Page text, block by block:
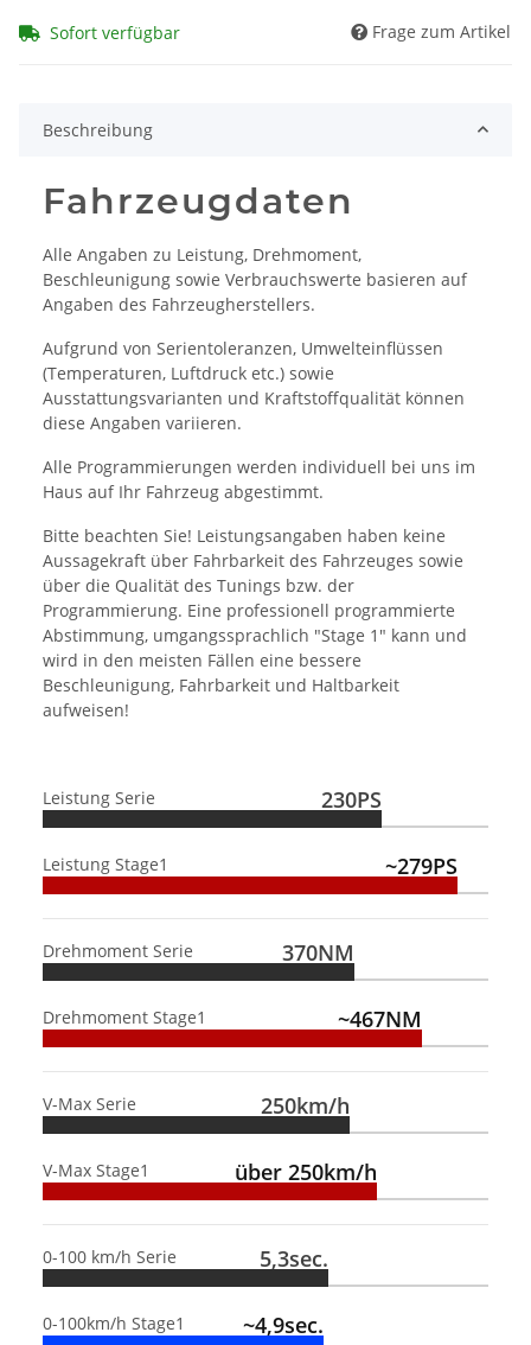
Sofort verfügbar Frage zum Artikel
Beschreibung
Fahrzeugdaten
Alle Angaben zu Leistung, Drehmoment,
Beschleunigung sowie Verbrauchswerte basieren auf
Angaben des Fahrzeugherstellers.
Aufgrund von Serientoleranzen, Umwelteinflüssen
(Temperaturen, Luftdruck etc.) sowie
Ausstattungsvarianten und Kraftstoffqualität können
diese Angaben variieren.
Alle Programmierungen werden individuell bei uns im
Haus auf Ihr Fahrzeug abgestimmt.
Bitte beachten Sie! Leistungsangaben haben keine
Aussagekraft über Fahrbarkeit des Fahrzeuges sowie
über die Qualität des Tunings bzw. der
Programmierung. Eine professionell programmierte
Abstimmung, umgangssprachlich "Stage 1" kann und
wird in den meisten Fällen eine bessere
Beschleunigung, Fahrbarkeit und Haltbarkeit
aufweisen!
Leistung Serie 230PS
Leistung Stage1 ~279PS
Drehmoment Serie 370NM
Drehmoment Stage1 ~467NM
V-Max Serie 250km/h
V-Max Stage1 über 250km/h
0-100 km/h Serie 5,3sec.
0-100km/h Stage1 ~4,9sec.